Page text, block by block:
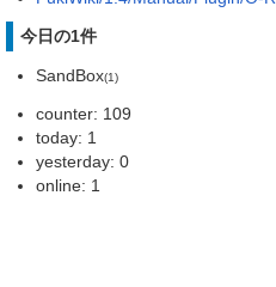
今日の1件
SandBox(1)
counter: 109
today: 1
yesterday: 0
online: 1